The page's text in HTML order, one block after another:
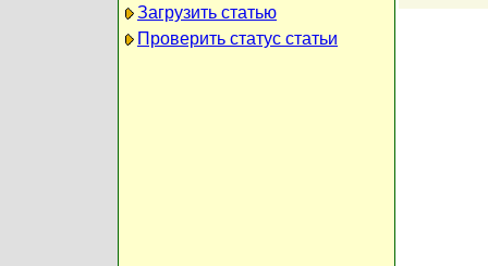
Загрузить статью
Проверить статус статьи